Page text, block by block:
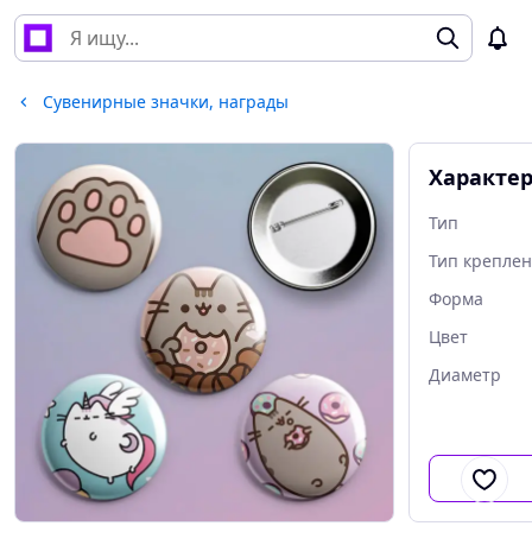
Сувенирные значки, награды
Тип
Тип
Форма
Цвет
Диаметр